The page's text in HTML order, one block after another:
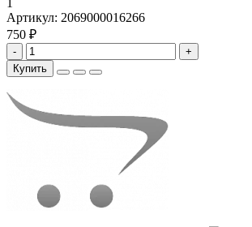
1
Артикул: 2069000016266
750 ₽
-
+
Купить